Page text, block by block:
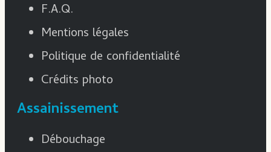
F.A.Q.
Mentions légales
Politique de confidentialité
Crédits photo
Assainissement
Débouchage